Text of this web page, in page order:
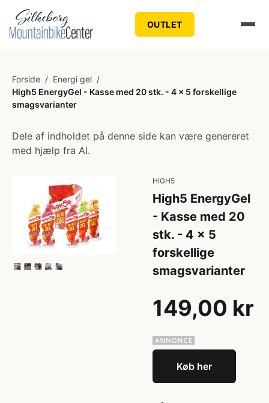
OUTLET
Forside / Energi gel /
High5 EnergyGel - Kasse med 20 stk. - 4 x 5 forskellige
smagsvarianter
Dele af indholdet på denne side kan være genereret
med hjælp fra AI.
HIGH5
High5 EnergyGel
- Kasse med 20
stk. - 4 x 5
forskellige
smagsvarianter
149,00 kr
Køb her